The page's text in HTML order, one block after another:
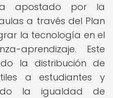
apostado por la
a través del Plan
la tecnología en el
aprendizaje. Este
la distribución de
a estudiantes y
la igualdad de